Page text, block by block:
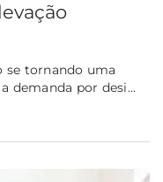
se tornando uma
demanda por desi...